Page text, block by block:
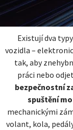
Existují dva
vozidla –
tak, aby
práci nebo
bezpečnostní
spuštění
mechanickými
volant, kola,